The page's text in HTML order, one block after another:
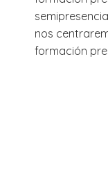
nos
formación